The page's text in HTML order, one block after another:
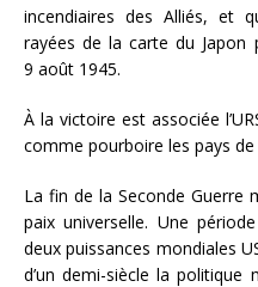
incendiaires des Alliés, et
rayées de la carte du
9 août 1945.
À la victoire est associée
comme pourboire les pays de
La fin de la Seconde Guerre
paix universelle. Une
deux puissances mondiales
d’un demi-siècle la politique